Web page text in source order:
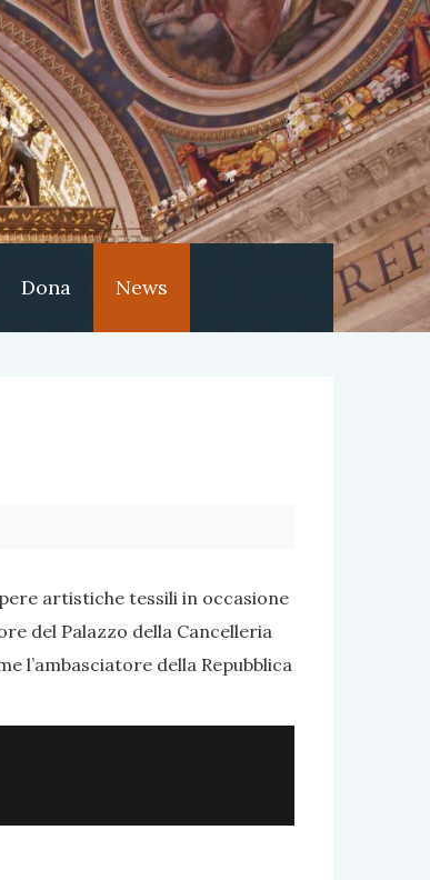
Dona News
artistiche tessili in occasione
del Palazzo della Cancelleria
l’ambasciatore della Repubblica